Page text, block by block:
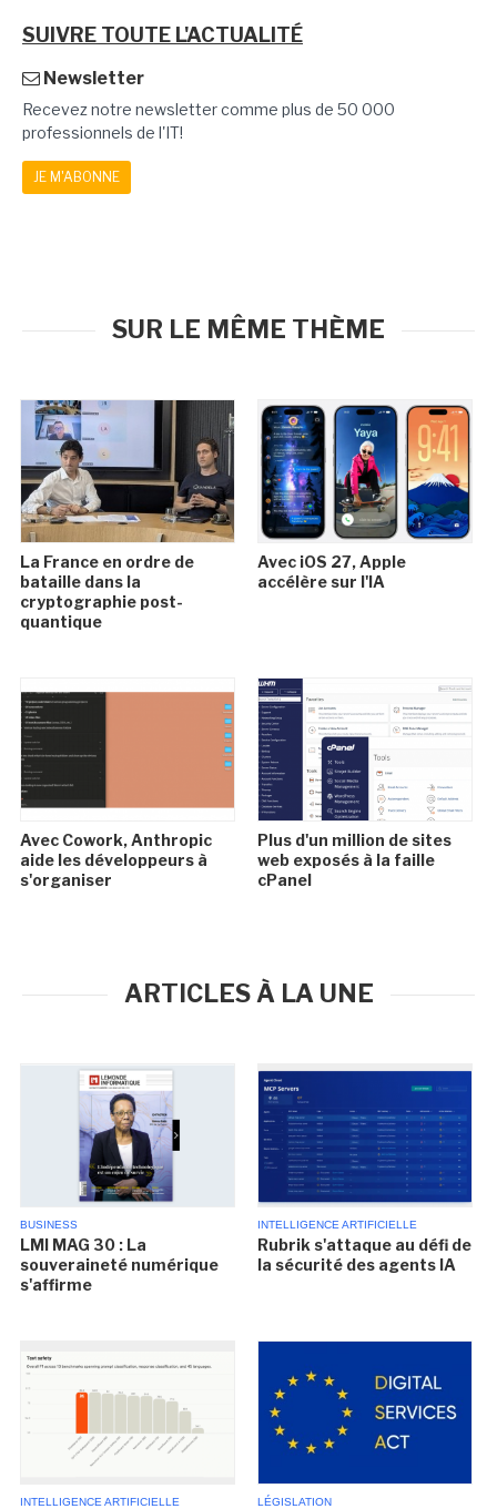
SUIVRE TOUTE L'ACTUALITÉ
Newsletter
Recevez notre newsletter comme plus de 50 000
professionnels de l'IT!
JE M'ABONNE
SUR LE MÊME THÈME
La France en ordre de
bataille dans la
cryptographie post-
quantique
Avec iOS 27, Apple
accélère sur l'IA
Avec Cowork, Anthropic
aide les développeurs à
s'organiser
Plus d'un million de sites
web exposés à la faille
cPanel
ARTICLES À LA UNE
BUSINESS
LMI MAG 30 : La
souveraineté numérique
s'affirme
INTELLIGENCE ARTIFICIELLE
Rubrik s'attaque au défi de
la sécurité des agents IA
INTELLIGENCE ARTIFICIELLE LÉGISLATION